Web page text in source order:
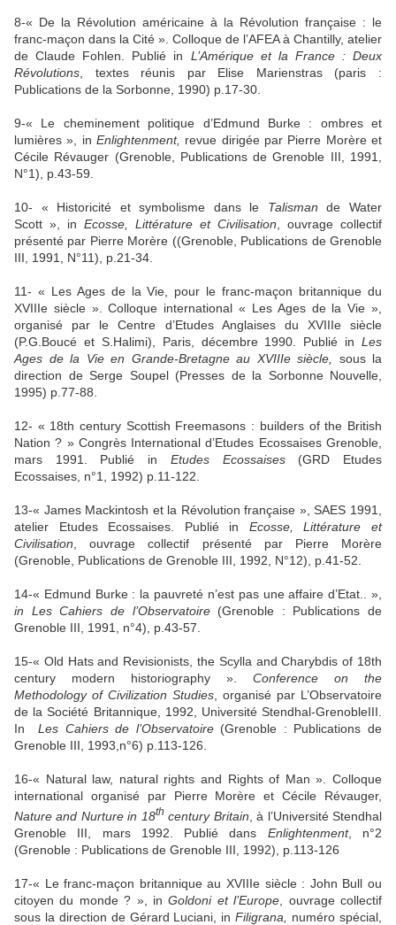
8-« De la Révolution américaine à la Révolution française : le
franc-maçon dans la Cité ». Colloque de l’AFEA à Chantilly, atelier
de Claude Fohlen. Publié in L’Amérique et la France: Deux
Révolutions, textes réunis par Elise Marienstras (paris :
Publications de la Sorbonne, 1990) p.17-30.
9-« Le cheminement politique d’Edmund Burke : ombres et
lumières », in Enlightenment, revue dirigée par Pierre Morère et
Cécile Révauger (Grenoble, Publications de Grenoble III, 1991,
N°1), p.43-59.
10- « Historicité et symbolisme dans le Talismande Water
Scott », in Ecosse, Littérature et Civilisation, ouvrage collectif
présenté par Pierre Morère ((Grenoble, Publications de Grenoble
III, 1991, N°11), p.21-34.
11- « Les Ages de la Vie, pour le franc-maçon britannique du
XVIIIe siècle ». Colloque international « Les Ages de la Vie »,
organisé par le Centre d’Etudes Anglaises du XVIIIe siècle
(P.G.Boucé et S.Halimi), Paris, décembre 1990. Publié in Les
Ages de la Vieen Grande-Bretagne au XVIIIe siècle, sous la
direction de Serge Soupel (Presses de la SorbonneNouvelle,
1995) p.77-88.
12- « 18th century Scottish Freemasons : builders of the British
Nation ? » Congrès International d’Etudes Ecossaises Grenoble,
mars 1991. Publié in Etudes Ecossaises(GRD Etudes
Ecossaises, n°1, 1992) p.11-122.
13-« James Mackintosh et la Révolution française », SAES 1991,
atelier Etudes Ecossaises. Publié in Ecosse, Littérature et
Civilisation, ouvrage collectif présenté par Pierre Morère
(Grenoble, Publications de Grenoble III, 1992, N°12), p.41-52.
14-« Edmund Burke : la pauvreté n’est pas une affaire d’Etat.. »,
in Les Cahiers de l’Observatoire(Grenoble : Publications de
Grenoble III, 1991, n°4), p.43-57.
15-« Old Hats and Revisionists, the Scylla and Charybdis of 18th
century modern historiography ». Conference on the
Methodology of Civilization Studies, organisé par L’Observatoire
de la Société Britannique, 1992, Université Stendhal-GrenobleIII.
In
Les Cahiers de l’Observatoire(Grenoble : Publications de
Grenoble III, 1993,n°6) p.113-126.
16-« Natural law, natural rights and Rights of Man ». Colloque
international organisé par Pierre Morère et Cécile Révauger,
Nature and Nurture in 18th century Britain , à l’Université Stendhal
Grenoble III, mars 1992. Publié dans Enlightenment, n°2
(Grenoble : Publications de Grenoble III, 1992), p.113-126
17-« Le franc-maçon britannique au XVIIIe siècle : John Bull ou
citoyen du monde ? », inGoldoni et l’Europe , ouvrage collectif
sous la direction de Gérard Luciani, inFiligrana,
numéro spécial,